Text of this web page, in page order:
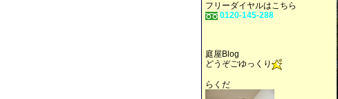
フリーダイヤルはこちら
0120-145-288
庭屋Blog
どうぞごゆっくり
らくだ